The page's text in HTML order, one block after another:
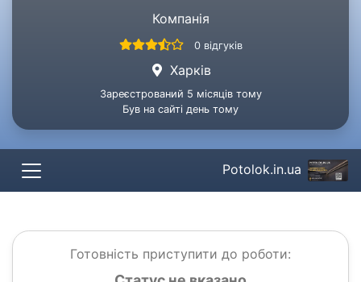
Компанія
0 відгуків
Харків
Зареєстрований 5 місяців тому
Був на сайті день тому
Potolok.in.ua
Готовність приступити до роботи: